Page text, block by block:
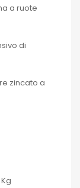
a ruote
di
zincato a